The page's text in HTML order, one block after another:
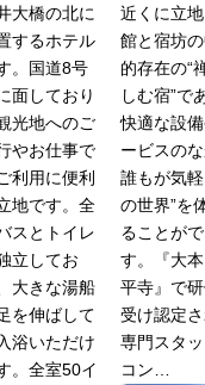
大橋の北に
するホテル
。国道8号
面しており
光地へのご
やお仕事で
利用に便利
地です。全
スとトイレ
立してお
大きな湯船
を伸ばして
浴いただけ
。全室50イ
近くに立
館と宿坊
的存在の“
しむ宿”で
快適な設
ービスの
誰もが気
の世界”を
ることが
す。『大
平寺』で
受け認定
専門スタ
コン…